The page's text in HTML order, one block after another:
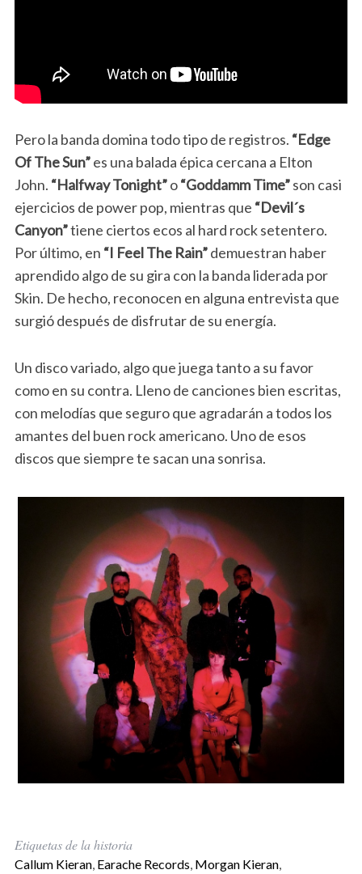
Pero la banda domina todo tipo de registros. “Edge
Of The Sun”es una balada épica cercana a Elton
John. “Halfway Tonight”o“Goddamm Time”son casi
ejercicios de power pop, mientras que “Devil´s
Canyon”tiene ciertos ecos al hard rock setentero.
Por último, en “I Feel The Rain”demuestran haber
aprendido algo de su gira con la banda liderada por
Skin. De hecho, reconocen en alguna entrevista que
surgió después de disfrutar de su energía.
Un disco variado, algo que juega tanto a su favor
como en su contra. Lleno de canciones bien escritas,
con melodías que seguro que agradarán a todos los
amantes del buen rock americano. Uno de esos
discos que siempre te sacan una sonrisa.
Etiquetas de la historia
Callum Kieran, Earache Records, Morgan Kieran,